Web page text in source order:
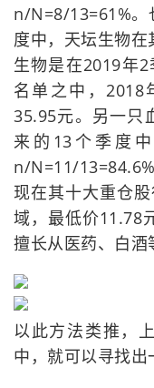
n/N=8/13=61%。
度中，天坛生物
生物是在2019年
名单之中，2018
35.95元。另一只
来的13个季度
n/N=11/
现在其十大重仓
域，最低价11.78
擅长从医药、白酒
以此方法类推，
中，就可以寻找出